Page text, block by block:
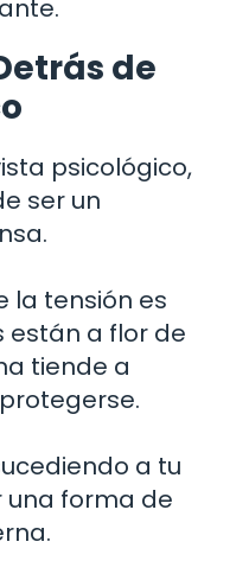
de
psicológico,
ser un
la tensión es
están a flor de
tiende a
a tu
forma de